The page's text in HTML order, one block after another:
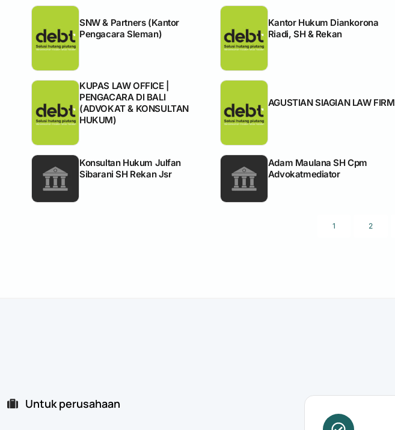
SNW & Partners (Kantor
Pengacara Sleman)
Kantor Hukum Diankorona
Riadi, SH & Rekan
KUPAS LAW OFFICE |
PENGACARA DI BALI
(ADVOKAT & KONSULTAN
HUKUM)
AGUSTIAN SIAGIAN LAW FIRM
Konsultan Hukum Julfan
Sibarani SH Rekan Jsr
Adam Maulana SH Cpm
Advokatmediator
1 2
Untuk perusahaan